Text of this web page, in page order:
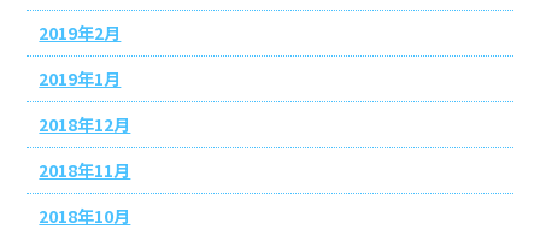
2019年2月
2019年1月
2018年12月
2018年11月
2018年10月